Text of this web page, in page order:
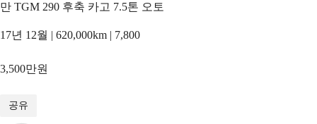
만 TGM 290 후축 카고 7.5톤 오토
17년 12월 | 620,000km | 7,800
3,500만원
공유
/6